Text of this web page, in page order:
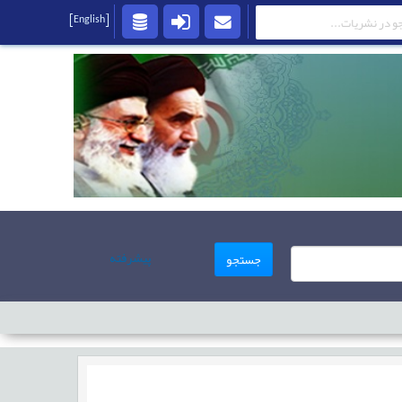
جستجو پیشرفته
[English]